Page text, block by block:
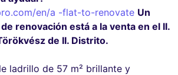
en/a -flat-to-renovate Un
renovación está a la venta en el II.
de II. Distrito.
ladrillo de 57 m² brillante y